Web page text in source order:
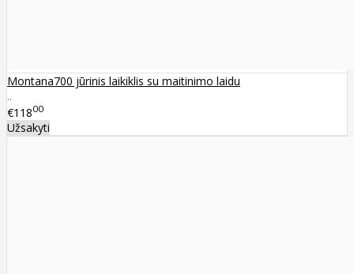
Montana700 jūrinis laikiklis su maitinimo laidu
..
€11800
Užsakyti